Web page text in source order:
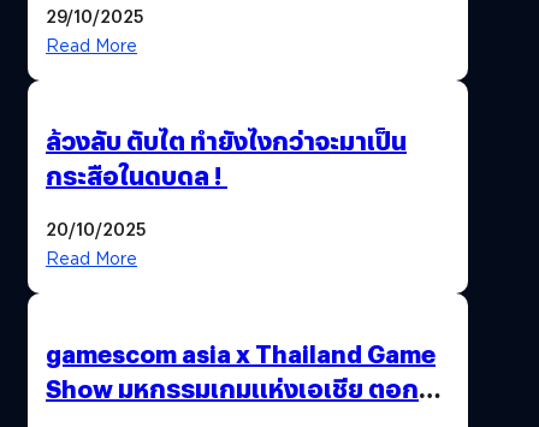
29/10/2025
Read More
ล้วงลับ ตับไต ทำยังไงกว่าจะมาเป็น
กระสือในดบดล !
20/10/2025
Read More
gamescom asia x Thailand Game
Show มหกรรมเกมแห่งเอเชีย ตอกย้ำ